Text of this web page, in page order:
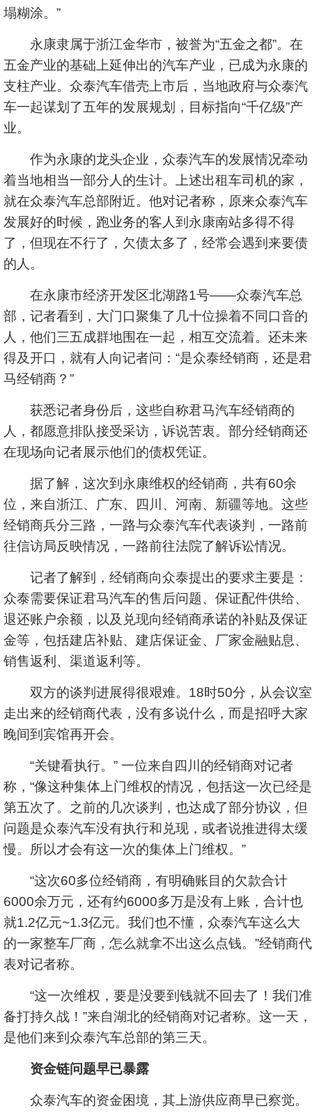
塌糊涂。”
永康隶属于浙江金华市，被誉为“五金之都”。在
五金产业的基础上延伸出的汽车产业，已成为永康的
支柱产业。众泰汽车借壳上市后，当地政府与众泰汽
车一起谋划了五年的发展规划，目标指向“千亿级”产
业。
作为永康的龙头企业，众泰汽车的发展情况牵动
着当地相当一部分人的生计。上述出租车司机的家，
就在众泰汽车总部附近。他对记者称，原来众泰汽车
发展好的时候，跑业务的客人到永康南站多得不得
了，但现在不行了，欠债太多了，经常会遇到来要债
的人。
在永康市经济开发区北湖路1号——众泰汽车总
部，记者看到，大门口聚集了几十位操着不同口音的
人，他们三五成群地围在一起，相互交流着。还未来
得及开口，就有人向记者问：“是众泰经销商，还是君
马经销商？”
获悉记者身份后，这些自称君马汽车经销商的
人，都愿意排队接受采访，诉说苦衷。部分经销商还
在现场向记者展示他们的债权凭证。
据了解，这次到永康维权的经销商，共有60余
位，来自浙江、广东、四川、河南、新疆等地。这些
经销商兵分三路，一路与众泰汽车代表谈判，一路前
往信访局反映情况，一路前往法院了解诉讼情况。
记者了解到，经销商向众泰提出的要求主要是：
众泰需要保证君马汽车的售后问题、保证配件供给、
退还账户余额，以及兑现向经销商承诺的补贴及保证
金等，包括建店补贴、建店保证金、厂家金融贴息、
销售返利、渠道返利等。
双方的谈判进展得很艰难。18时50分，从会议室
走出来的经销商代表，没有多说什么，而是招呼大家
晚间到宾馆再开会。
“关键看执行。” 一位来自四川的经销商对记者
称，“像这种集体上门维权的情况，包括这一次已经是
第五次了。之前的几次谈判，也达成了部分协议，但
问题是众泰汽车没有执行和兑现，或者说推进得太缓
慢。所以才会有这一次的集体上门维权。”
“这次60多位经销商，有明确账目的欠款合计
6000余万元，还有约6000多万是没有上账，合计也
就1.2亿元~1.3亿元。我们也不懂，众泰汽车这么大
的一家整车厂商，怎么就拿不出这么点钱。”经销商代
表对记者称。
“这一次维权，要是没要到钱就不回去了！我们准
备打持久战！”来自湖北的经销商对记者称。这一天，
是他们来到众泰汽车总部的第三天。
资金链问题早已暴露
众泰汽车的资金困境，其上游供应商早已察觉。